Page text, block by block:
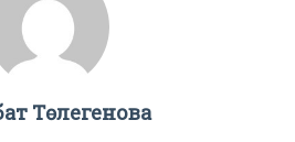
Төлегенова